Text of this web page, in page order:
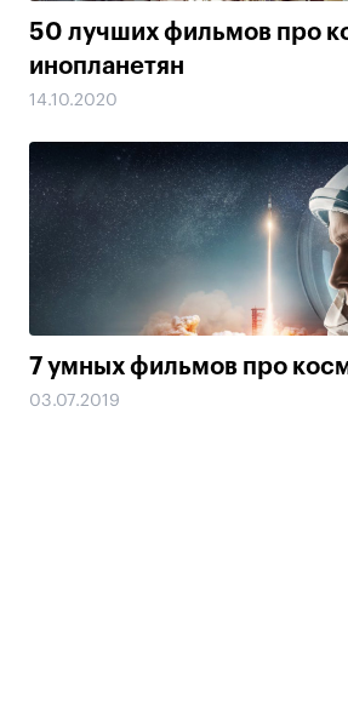
50 лучших фильмов про
инопланетян
14.10.2020
7 умных фильмов про
03.07.2019